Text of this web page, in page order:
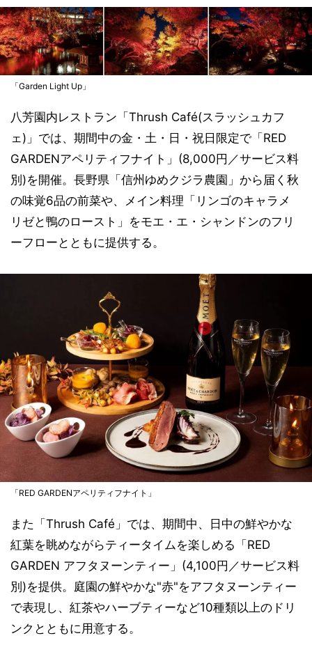
「Garden Light Up」
八芳園内レストラン「Thrush Café(スラッシュカフ
ェ)」では、期間中の金・土・日・祝日限定で「RED
GARDENアペリティフナイト」(8,000円／サービス料
別)を開催。⻑野県「信州ゆめクジラ農園」から届く秋
の味覚6品の前菜や、メイン料理「リンゴのキャラメ
リゼと鴨のロースト」をモエ・エ・シャンドンのフリ
ーフローとともに提供する。
「RED GARDENアペリティフナイト」
また「Thrush Café」では、期間中、日中の鮮やかな
紅葉を眺めながらティータイムを楽しめる「RED
GARDEN アフタヌーンティー」(4,100円／サービス料
別)を提供。庭園の鮮やかな"赤"をアフタヌーンティー
で表現し、紅茶やハーブティーなど10種類以上のドリ
ンクとともに用意する。